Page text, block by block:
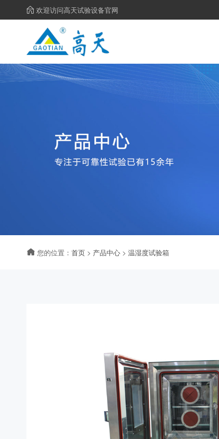
欢迎访问高天试验设备官网
您的位置： 首页> 产品中心> 温湿度试验箱